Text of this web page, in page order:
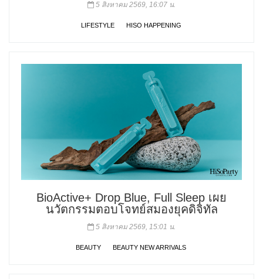
5 สิงหาคม 2569, 16:07 น.
LIFESTYLE HISO HAPPENING
BioActive+ Drop Blue, Full Sleep เผย
นวัตกรรมตอบโจทย์สมองยุคดิจิทัล
5 สิงหาคม 2569, 15:01 น.
BEAUTY BEAUTY NEW ARRIVALS